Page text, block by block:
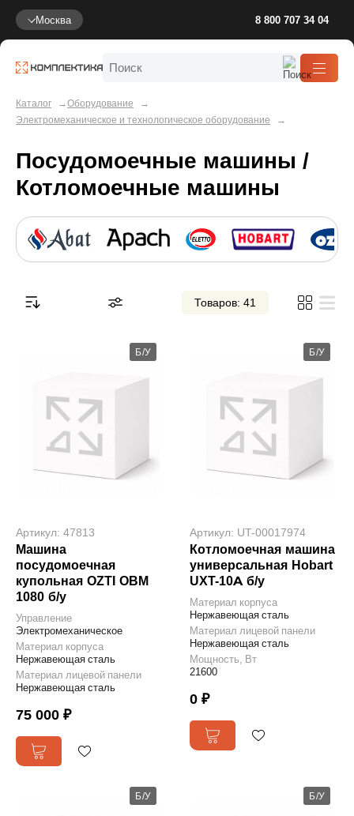
Москва 8 800 707 34 04
Каталог
Оборудование
Электромеханическое и технологическое оборудование
Посудомоечные машины /
Котломоечные машины
Товаров: 41
Б/У
Артикул: 47813
Машина
посудомоечная
купольная OZTI OBM
1080 б/у
Управление
Электромеханическое
Материал корпуса
Нержавеющая сталь
Материал лицевой панели
Нержавеющая сталь
75 000 ₽
Б/У
Артикул: UT-00017974
Котломоечная машина
универсальная Hobart
UXT-10A б/у
Материал корпуса
Нержавеющая сталь
Материал лицевой панели
Нержавеющая сталь
Мощность, Вт
21600
0 ₽
Б/У Б/У